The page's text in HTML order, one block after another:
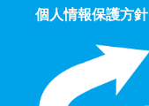
個人情報保護方針